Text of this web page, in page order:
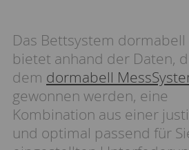
Das Bettsystem dormabell
bietet anhand der Daten,
dem dormabell
gewonnen werden, eine
Kombination aus einer
und optimal passend für